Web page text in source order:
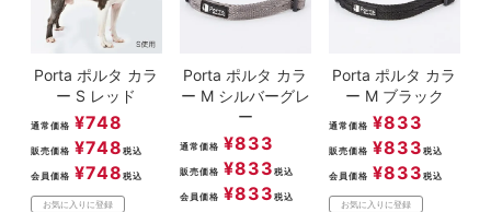
Porta ポルタ カラ
ー S レッド
通常価格 ¥748
販売価格 ¥748 税込
会員価格 ¥748 税込
お気に入りに登録
Porta ポルタ カラ
ー M シルバーグレ
ー
通常価格 ¥833
販売価格 ¥833 税込
会員価格 ¥833 税込
Porta ポルタ カラ
ー M ブラック
通常価格 ¥833
販売価格 ¥833 税込
会員価格 ¥833 税込
お気に入りに登録